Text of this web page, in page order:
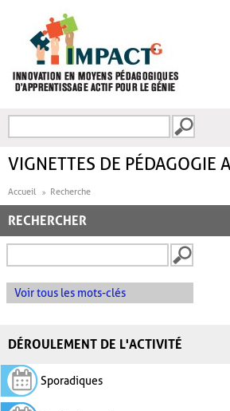
FORMULAIRE DE
VIGNETTES DE PÉDAGOGIE
Accueil Recherche
RECHERCHER
Voir tous les mots-clés
DÉROULEMENT DE L'ACTIVITÉ
Sporadiques